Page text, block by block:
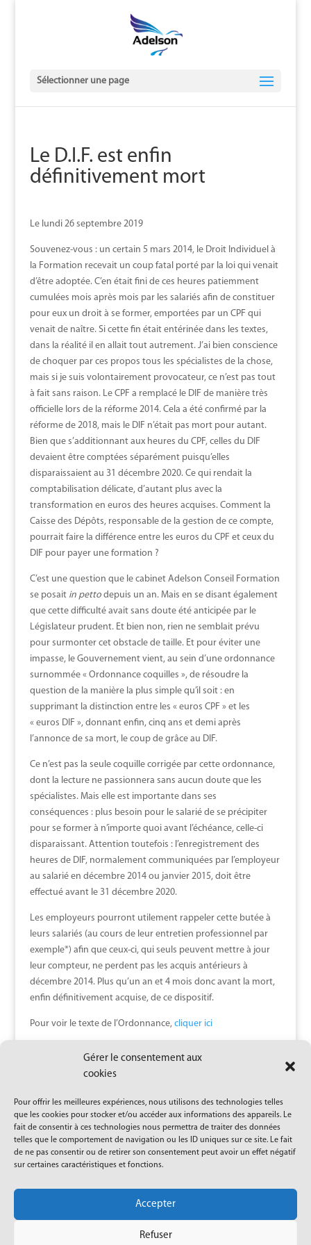
Gérer le consentement aux
cookies
Pour offrir les meilleures expériences, nous utilisons des technologies telles
que les cookies pour stocker et/ou accéder aux informations des appareils. Le
fait de consentir à ces technologies nous permettra de traiter des données
telles que le comportement de navigation ou les ID uniques sur ce site. Le fait
de ne pas consentir ou de retirer son consentement peut avoir un effet négatif
sur certaines caractéristiques et fonctions.
Accepter
Refuser
Sélectionner une page
Le D.I.F. est enfin
définitivement mort
Le lundi 26 septembre 2019
Souvenez-vous : un certain 5 mars 2014, le Droit Individuel à
la Formation recevait un coup fatal porté par la loi qui venait
d’être adoptée. C’en était fini de ces heures patiemment
cumulées mois après mois par les salariés afin de constituer
pour eux un droit à se former, emportées par un CPF qui
venait de naître. Si cette fin était entérinée dans les textes,
dans la réalité il en allait tout autrement. J’ai bien conscience
de choquer par ces propos tous les spécialistes de la chose,
mais si je suis volontairement provocateur, ce n’est pas tout
à fait sans raison. Le CPF a remplacé le DIF de manière très
officielle lors de la réforme 2014. Cela a été confirmé par la
réforme de 2018, mais le DIF n’était pas mort pour autant.
Bien que s’additionnant aux heures du CPF, celles du DIF
devaient être comptées séparément puisqu’elles
disparaissaient au 31 décembre 2020. Ce qui rendait la
comptabilisation délicate, d’autant plus avec la
transformation en euros des heures acquises. Comment la
Caisse des Dépôts, responsable de la gestion de ce compte,
pourrait faire la différence entre les euros du CPF et ceux du
DIF pour payer une formation ?
C’est une question que le cabinet Adelson Conseil Formation
se posait in pettodepuis un an. Mais en se disant également
que cette difficulté avait sans doute été anticipée par le
Législateur prudent. Et bien non, rien ne semblait prévu
pour surmonter cet obstacle de taille. Et pour éviter une
impasse, le Gouvernement vient, au sein d’une ordonnance
surnommée « Ordonnance coquilles », de résoudre la
question de la manière la plus simple qu’il soit : en
supprimant la distinction entre les « euros CPF » et les
« euros DIF », donnant enfin, cinq ans et demi après
l’annonce de sa mort, le coup de grâce au DIF.
Ce n’est pas la seule coquille corrigée par cette ordonnance,
dont la lecture ne passionnera sans aucun doute que les
spécialistes. Mais elle est importante dans ses
conséquences : plus besoin pour le salarié de se précipiter
pour se former à n’importe quoi avant l’échéance, celle-ci
disparaissant. Attention toutefois : l’enregistrement des
heures de DIF, normalement communiquées par l’employeur
au salarié en décembre 2014 ou janvier 2015, doit être
effectué avant le 31 décembre 2020.
Les employeurs pourront utilement rappeler cette butée à
leurs salariés (au cours de leur entretien professionnel par
exemple*) afin que ceux-ci, qui seuls peuvent mettre à jour
leur compteur, ne perdent pas les acquis antérieurs à
décembre 2014. Plus qu’un an et 4 mois donc avant la mort,
enfin définitivement acquise, de ce dispositif.
Pour voir le texte de l’Ordonnance, cliquer ici
professionnel est repoussée par le Gouvernement au 31
décembre 2020. Une largesse affichée, toutefois réduite dans
les faits. Les entreprises qui n’ont pas commencé à faire leurs
entretiens professionnels à ce jour auront sans doute bien
du mal du à les programmer d’ici décembre 2020 plutôt que